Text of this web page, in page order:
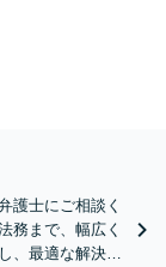
護士にご相談く
務まで、幅広く
、最適な解決策